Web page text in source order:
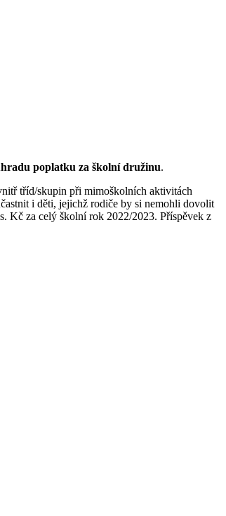
poplatku za školní družinu.
tříd/skupin při mimoškolních aktivitách
i děti, jejichž rodiče by si nemohli dovolit
Kč za celý školní rok 2022/2023. Příspěvek z